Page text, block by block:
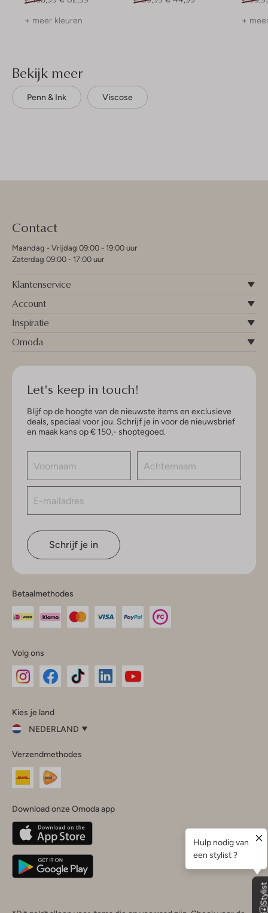
+ meer kleuren +
Bekijk meer
Penn & Ink Viscose
Contact
Maandag - Vrijdag 09:00 - 19:00 uur
Zaterdag 09:00 - 17:00 uur
Klantenservice
Account
Inspiratie
Omoda
Let's keep in touch!
Blijf op de hoogte van de nieuwste items en exclusieve
deals, speciaal voor jou. Schrijf je in voor de nieuwsbrief
en maak kans op € 150,- shoptegoed.
Schrijf je in
Betaalmethodes
Volg ons
InstagramFacebook
Kies je land
NEDERLAND
je
land
Nederland
Belgique(Français)
Deutschland
Verzendmethodes
Download onze Omoda app